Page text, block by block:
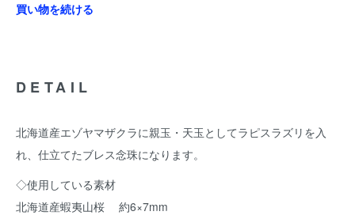
買い物を続ける
DETAIL
北海道産エゾヤマザクラに親玉・天玉としてラピスラズリを入
れ、仕立てたブレス念珠になります。
◇使用している素材
北海道産蝦夷山桜 約6×7mm